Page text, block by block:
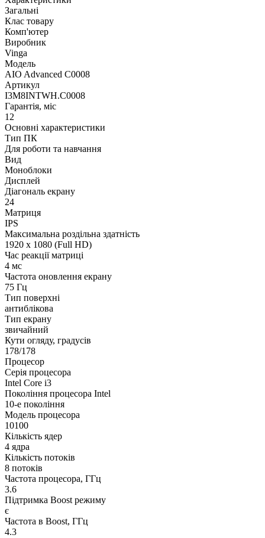
Загальні
Клас товару
Комп'ютер
Виробник
Vinga
Модель
AIO Advanced C0008
Артикул
I3M8INTWH.C0008
Гарантія, міс
12
Основні характеристики
Тип ПК
Для роботи та навчання
Вид
Моноблоки
Дисплей
Діагональ екрану
24
Матриця
IPS
Максимальна роздільна здатність
1920 x 1080 (Full HD)
Час реакції матриці
4 мс
Частота оновлення екрану
75 Гц
Тип поверхні
антиблікова
Тип екрану
звичайний
Кути огляду, градусів
178/178
Процесор
Серія процесора
Intel Core i3
Покоління процесора Intel
10-е покоління
Модель процесора
10100
Кількість ядер
4 ядра
Кількість потоків
8 потоків
Частота процесора, ГГц
3.6
Підтримка Boost режиму
є
Частота в Boost, ГГц
4.3